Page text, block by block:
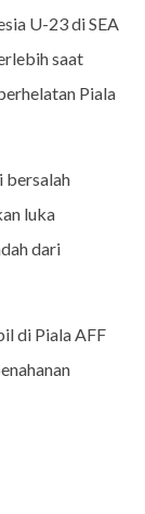
U-23 di SEA
saat
Piala
bersalah
luka
dari
di Piala AFF